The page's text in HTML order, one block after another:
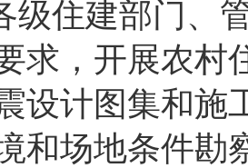
级住建部门、
求，开展农村
设计图集和施
和场地条件勘